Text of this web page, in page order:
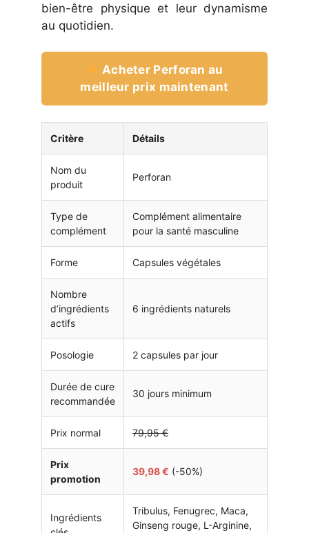
bien-être physique et leur dynamisme
au quotidien.
Acheter Perforan au
meilleur prix maintenant
Critère Détails
Nom du
produit
Perforan
Type de
complément
Complément alimentaire
pour la santé masculine
Forme Capsules végétales
Nombre
d’ingrédients
actifs
6 ingrédients naturels
Posologie 2 capsules par jour
Durée de cure
recommandée
30 jours minimum
Prix normal 79,95 €
Prix
promotion
39,98 € (-50%)
Ingrédients
Tribulus, Fenugrec, Maca,
Ginseng rouge, L-Arginine,